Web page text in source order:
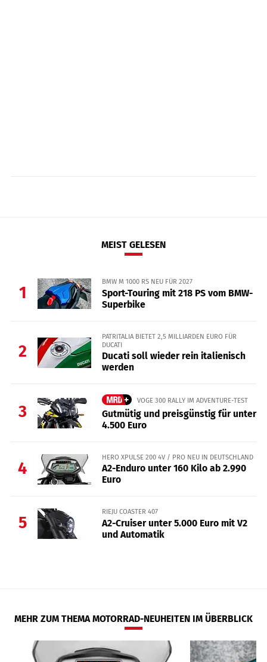
MEIST GELESEN
1
BMW M 1000 RS NEU FÜR 2027
Sport-Touring mit 218 PS vom BMW-
Superbike
2
PATRITALIA BIETET 2,5 MILLIARDEN EURO FÜR
DUCATI
Ducati soll wieder rein italienisch
werden
3
VOGE 300 RALLY IM ADVENTURE-TEST
Gutmütig und preisgünstig für unter
4.500 Euro
4
HERO XPULSE 200 4V / PRO NEU IN DEUTSCHLAND
A2-Enduro unter 160 Kilo ab 2.990
Euro
5
RIEJU COASTER 407
A2-Cruiser unter 5.000 Euro mit V2
und Automatik
MEHR ZUM THEMA MOTORRAD-NEUHEITEN IM ÜBERBLICK